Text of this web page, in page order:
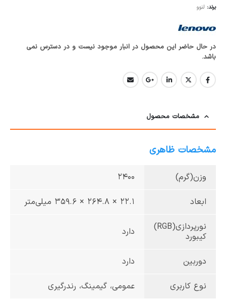
برند: لنوو
در حال حاضر این محصول در انبار موجود نیست و در دسترس نمی
باشد.
مشخصات محصول
مشخصات ظاهری
وزن(گرم) 2400
ابعاد 22.1 × 264.۸ × 359.6 میلی‌متر
نورپردازی(RGB)
کیبورد
دارد
دوربین دارد
نوع کاربری عمومی، گیمینگ، رندرگیری